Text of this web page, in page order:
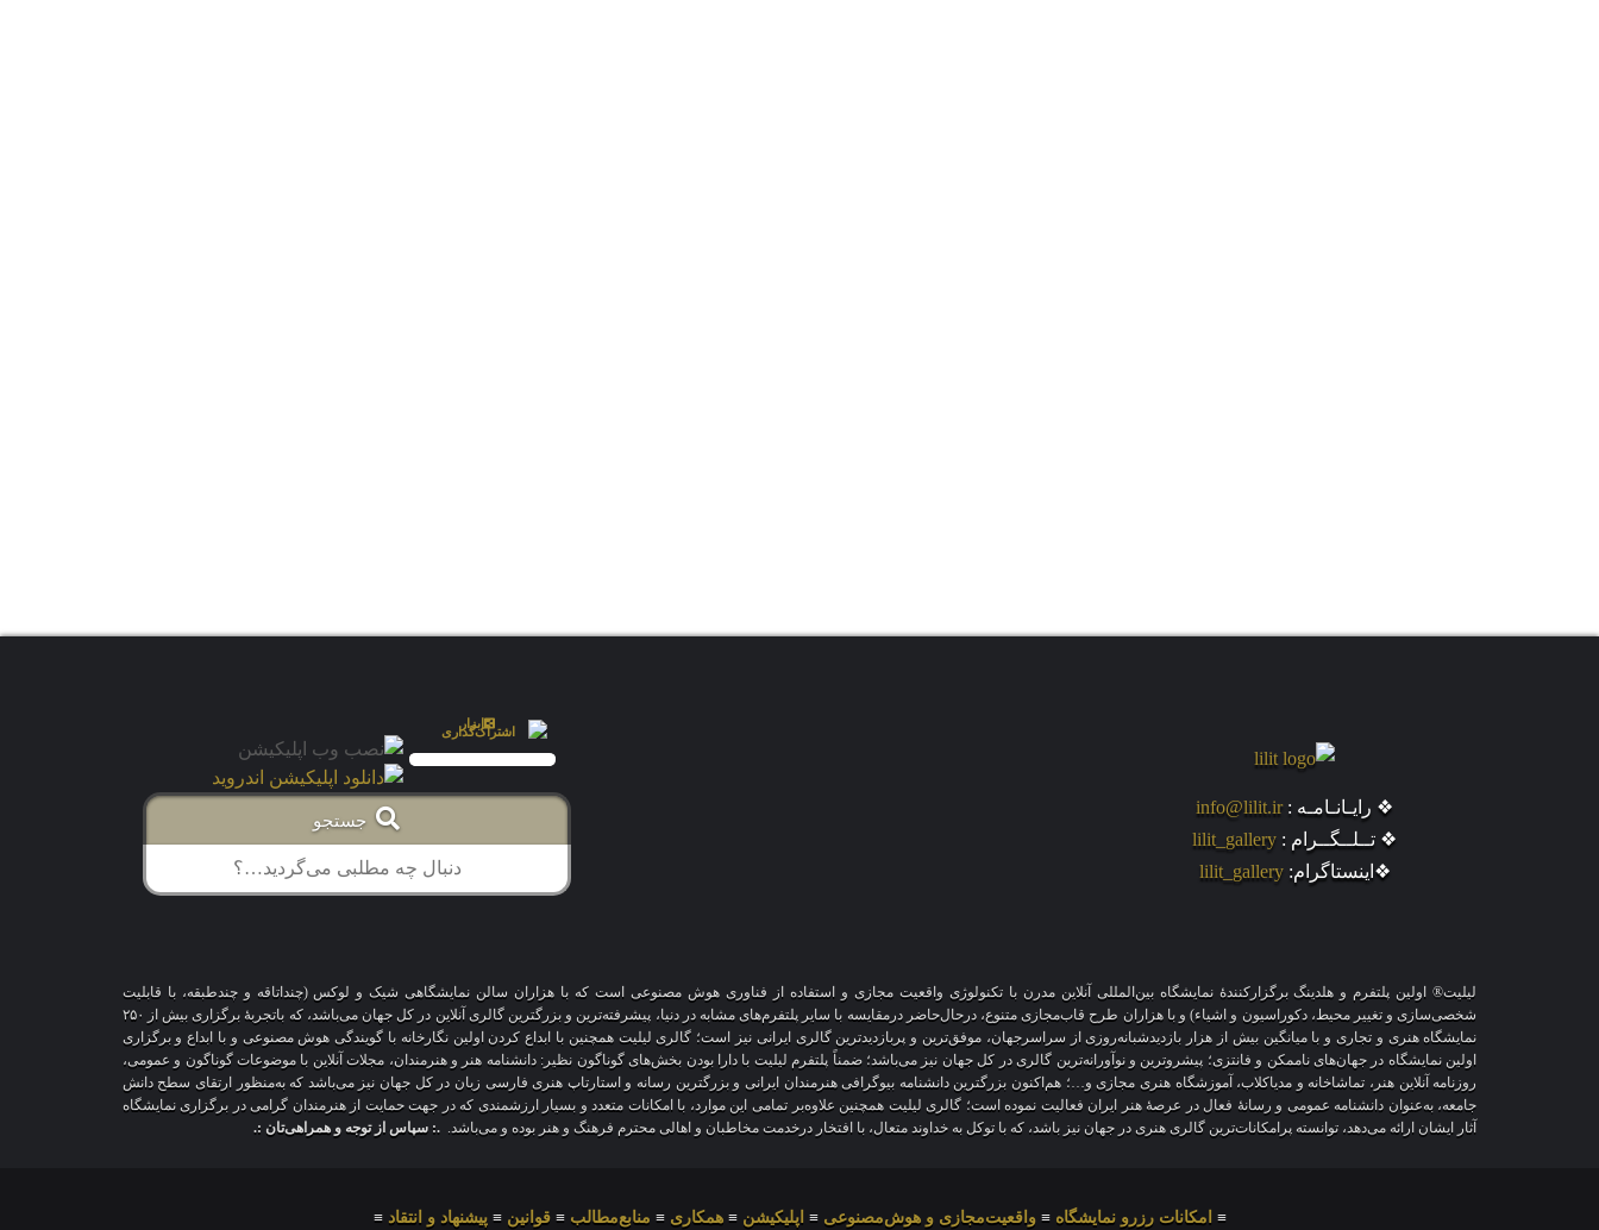
❖ رایـانـامـه : info@lilit.ir
❖ تــلــگــرام : lilit_gallery
❖اینستاگرام: lilit_gallery
جستجو
لیلیت® اولین پلتفرم و هلدینگ برگزارکنندهٔ نمایشگاه بین‌المللی آنلاین مدرن با تکنولوژی واقعیت مجازی و استفاده از فناوری هوش مصنوعی است که با هزاران سالن نمایشگاهی شیک و لوکس (چنداتاقه و چندطبقه، با قابلیت
شخصی‌سازی و تغییر محیط، دکوراسیون و اشیاء) و با هزاران طرح قاب‌مجازی متنوع، درحال‌حاضر درمقایسه با سایر پلتفرم‌های مشابه در دنیا، پیشرفته‌ترین و بزرگترین گالری آنلاین در کل جهان می‌باشد، که باتجربهٔ برگزاری بیش از ۲۵۰
نمایشگاه هنری و تجاری و با میانگین بیش از هزار بازدیدشبانه‌روزی از سراسرجهان، موفق‌ترین و پربازدیدترین گالری ایرانی نیز است؛ گالری لیلیت همچنین با ابداع کردن اولین نگارخانه با گویندگی هوش مصنوعی و با ابداع و برگزاری
اولین نمایشگاه در جهان‌های ناممکن و فانتزی؛ پیشروترین و نوآورانه‌ترین گالری در کل جهان نیز می‌باشد؛ ضمناً پلتفرم لیلیت با دارا بودن بخش‌های گوناگون نظیر: دانشنامه هنر و هنرمندان، مجلات آنلاین با موضوعات گوناگون و عمومی،
روزنامه آنلاین هنر، تماشاخانه و مدیاکلاب، آموزشگاه هنری مجازی و…؛ هم‌اکنون بزرگترین دانشنامه بیوگرافی هنرمندان ایرانی و بزرگترین رسانه و استارتاپ هنری فارسی زبان در کل جهان نیز می‌باشد که به‌منظور ارتقای سطح دانش
جامعه، به‌عنوان دانشنامه عمومی و رسانهٔ فعال در عرصهٔ هنر ایران فعالیت نموده است؛ گالری لیلیت همچنین علاوه‌بر تمامی این موارد، با امکانات متعدد و بسیار ارزشمندی که در جهت حمایت از هنرمندان گرامی در برگزاری نمایشگاه
آثار ایشان ارائه می‌دهد، توانسته پرامکانات‌ترین گالری هنری در جهان نیز باشد، که با توکل به خداوند متعال، با افتخار درخدمت مخاطبان و اهالی محترم فرهنگ و هنر بوده و می‌باشد. .: سپاس از توجه و همراهی‌تان :.
≡ امکانات رزرو نمایشگاه ≡واقعیت‌مجازی و هوش‌مصنوعی ≡ اپلیکیشن ≡همکاری ≡ منابع‌مطالب ≡قوانین ≡پیشنهاد و انتقاد ≡